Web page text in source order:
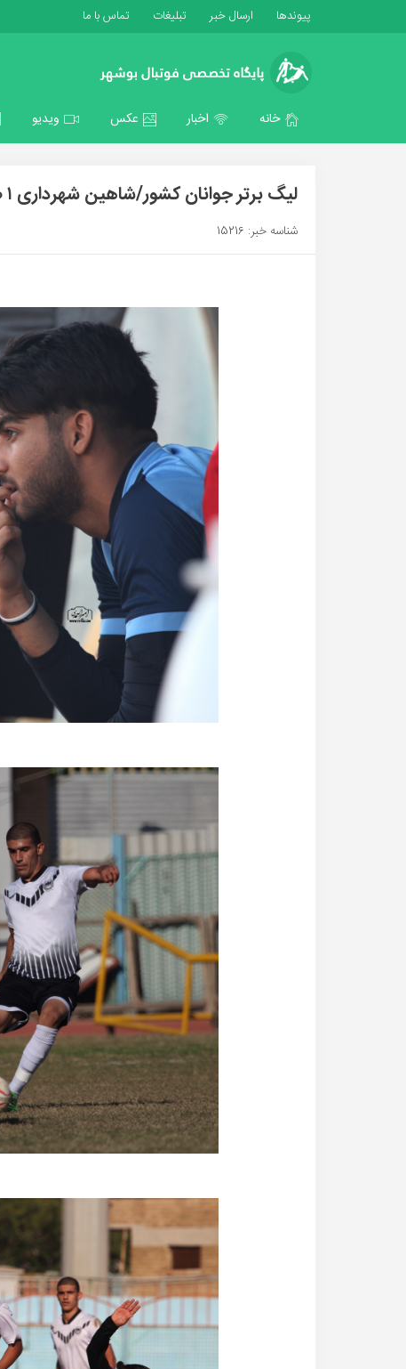
پیوندها ارسال خبر تبلیغات تماس با ما
خانه اخبار عکس ویدیو
لیگ برتر جوانان کشور/شاهین شهرداری ۱ صباقم ۲/عکس:امیراحمدی
شناسه خبر: 15216